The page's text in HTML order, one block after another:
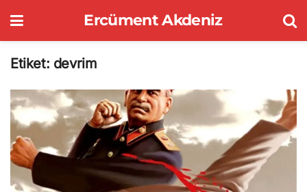
Ercüment Akdeniz
Etiket: devrim